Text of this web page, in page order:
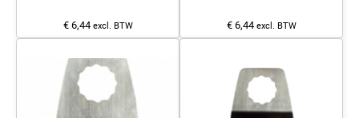
€ 6,44 excl. BTW € 6,44 excl. BTW